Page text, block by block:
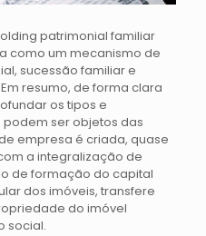
patrimonial familiar
como um mecanismo de
sucessão familiar e
resumo, de forma clara
os tipos e
ser objetos das
empresa é criada, quase
a integralização de
de formação do capital
dos imóveis, transfere
do imóvel
social.